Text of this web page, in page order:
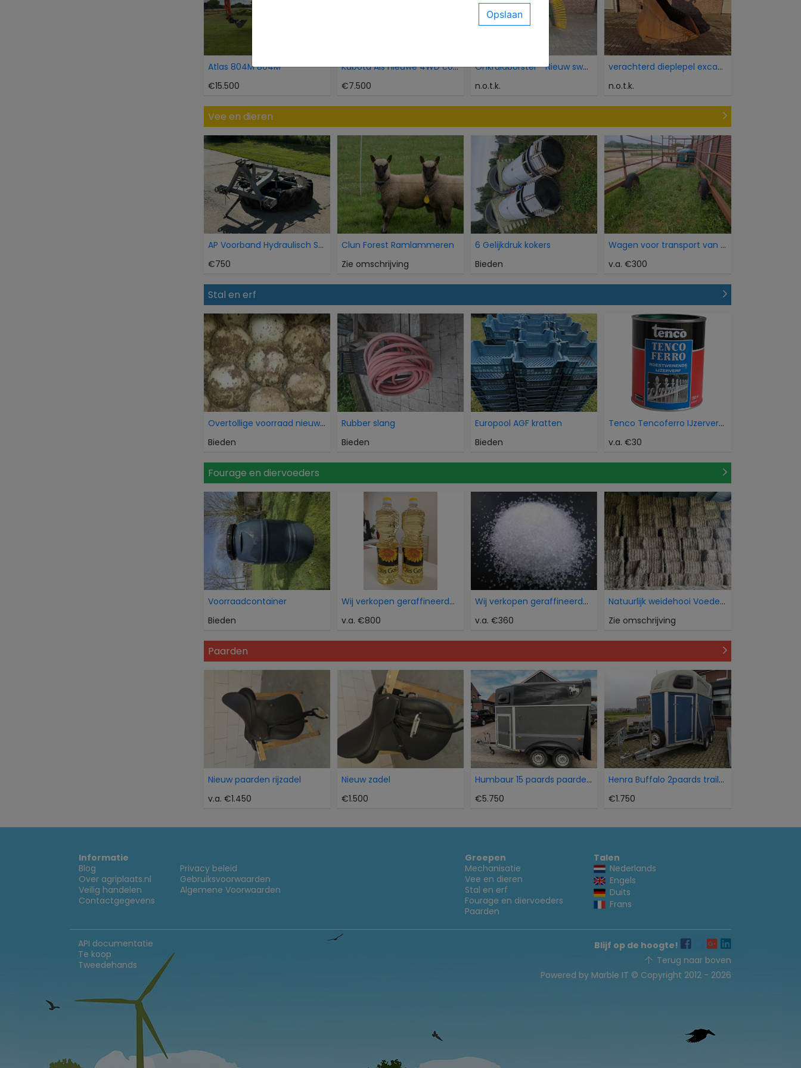
Atlas 804M 804M
€15.500
Kubota Als nieuwe 4WD compacttractor 21 pk minitra
€7.500
Onkruidborstel - Nieuw sweeper brush
n.o.t.k.
verachterd dieplepel excavator bucket
n.o.t.k.
Vee en dieren
AP Voorband Hydraulisch Schuif Kuilvoer voer aansc
€750
Clun Forest Ramlammeren
Zie omschrijving
6 Gelijkdruk kokers
Bieden
Wagen voor transport van dieren
v.a. €300
Stal en erf
Overtollige voorraad nieuwe HDPE balansballen voor
Bieden
Rubber slang
Bieden
Europool AGF kratten
Bieden
Tenco Tencoferro IJzerverf Aluminium
v.a. €30
Fourage en diervoeders
Voorraadcontainer
Bieden
Wij verkopen geraffineerde zonnebloemolie
v.a. €800
Wij verkopen geraffineerde witte bietsuiker Icumsa
v.a. €360
Natuurlijk weidehooi Voederkwaliteit
Zie omschrijving
Paarden
Nieuw paarden rijzadel
v.a. €1.450
Nieuw zadel
€1.500
Humbaur 15 paards paardentrailer
€5.750
Henra Buffalo 2paards trailer
€1.750
Informatie
Blog
Over agriplaats.nl
Veilig handelen
Contactgegevens
Privacy beleid
Gebruiksvoorwaarden
Algemene Voorwaarden
Groepen
Mechanisatie
Vee en dieren
Stal en erf
Fourage en diervoeders
Paarden
Talen
Nederlands
Engels
Duits
Frans
API documentatie
Te koop
Tweedehands
Blijf op de hoogte!
Terug naar boven
Powered by Marble IT © Copyright 2012 - 2026